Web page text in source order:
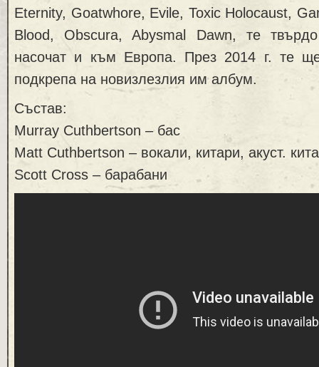
Eternity, Goatwhore, Evile, Toxic Holocaust,
Blood, Obscura, Abysmal Dawn, те
насочат и към Европа. През 2014 г. те
подкрепа на новизлезлия им албум.
Състав:
Murray Cuthbertson – бас
Matt Cuthbertson – вокали, китари, акуст.
Scott Cross – барабани